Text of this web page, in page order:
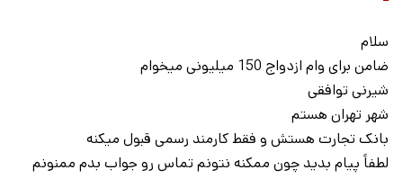
سلام
ضامن برای وام ازدواج 150 میلیونی میخوام
شیرنی توافقی
شهر تهران هستم
بانک تجارت هستش و فقط کارمند رسمی قبول میکنه
لطفاً پیام بدید چون ممکنه نتونم تماس رو جواب بدم ممنونم